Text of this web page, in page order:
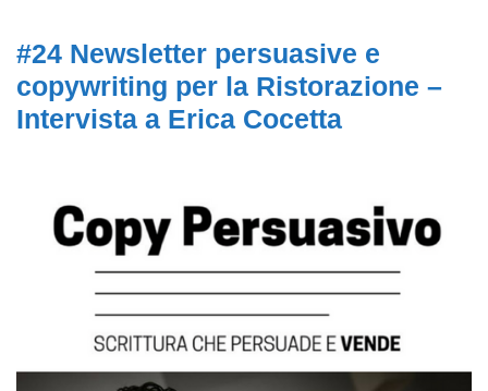
#24 Newsletter persuasive e
copywriting per la Ristorazione –
Intervista a Erica Cocetta